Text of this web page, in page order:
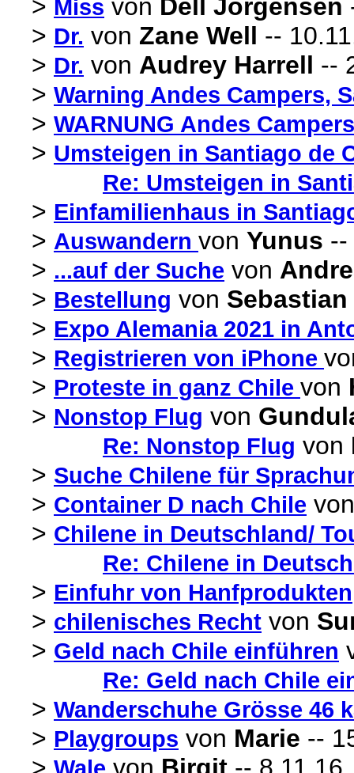
> Miss von Dell Jorgensen
> Dr. von Zane Well --
> Dr. von Audrey Harrell --
> Warning Andes Campers,
> WARNUNG Andes Campers
> Umsteigen in Santiago de
Re: Umsteigen in
> Einfamilienhaus in
> Auswandern von Yunus --
> ...auf der Suche von
> Bestellung von
> Expo Alemania 2021 in
> Registrieren von iPhone
> Proteste in ganz Chile von
> Nonstop Flug von
Re: Nonstop Flug von
> Suche Chilene für
> Container D nach Chile
> Chilene in Deutschland/
Re: Chilene in
> Einfuhr von Hanfprodukten
> chilenisches Recht von
> Geld nach Chile einführen
Re: Geld nach Chile
> Wanderschuhe Grösse 46
> Playgroups von Marie --